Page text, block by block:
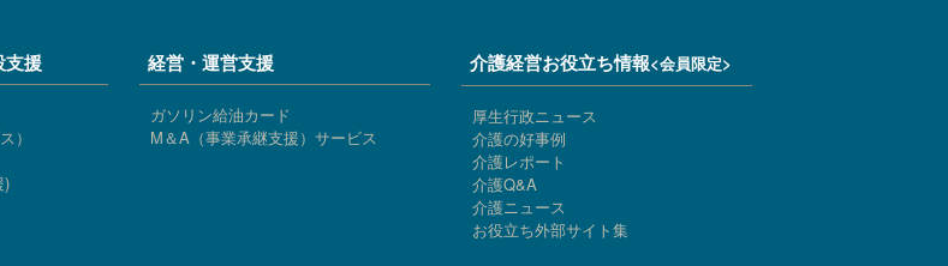
支援
）
)
経営・運営支援
ガソリン給油カード
M＆A（事業承継支援）サービス
介護経営お役立ち情報<会員限定>
厚生行政ニュース
介護の好事例
介護レポート
介護Q&A
介護ニュース
お役立ち外部サイト集